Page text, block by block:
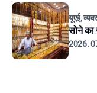
यूएई,
सोने का
2026.